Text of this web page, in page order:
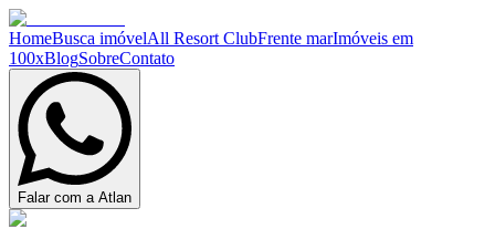
HomeBusca imóvelAll Resort ClubFrente marImóveis em
100xBlogSobreContato
Falar com a Atlan